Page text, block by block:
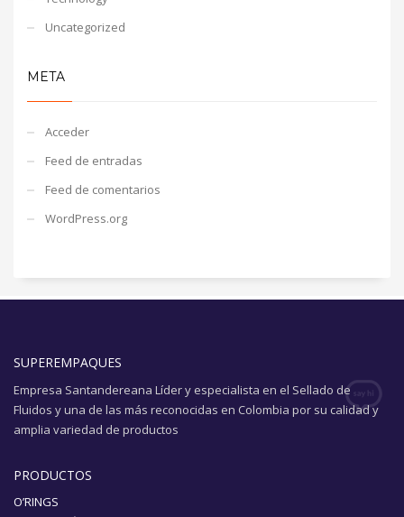
Uncategorized
META
Acceder
Feed de entradas
Feed de comentarios
WordPress.org
SUPEREMPAQUES
Empresa Santandereana Líder y especialista en el Sellado de
Fluidos y una de las más reconocidas en Colombia por su calidad y
amplia variedad de productos
PRODUCTOS
O’RINGS